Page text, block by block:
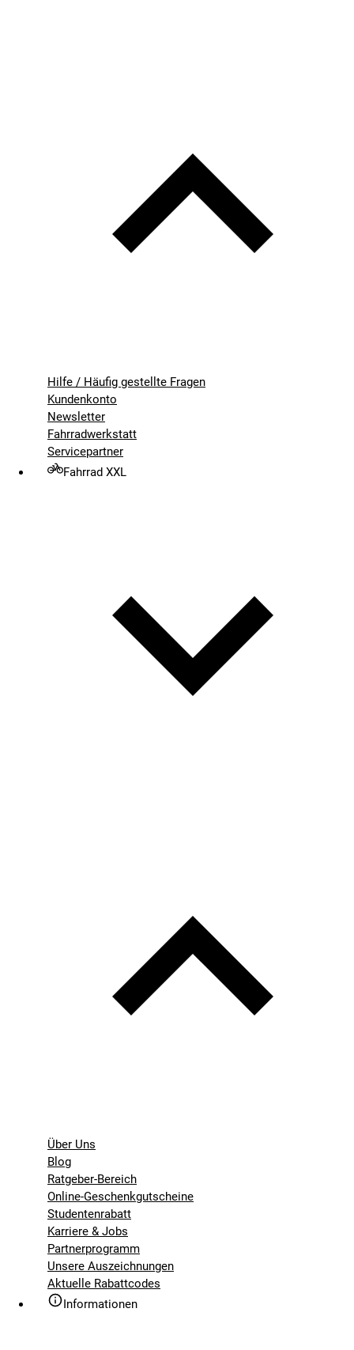
Hilfe / Häufig gestellte Fragen
Kundenkonto
Newsletter
Fahrradwerkstatt
Servicepartner
Fahrrad XXL
Über Uns
Blog
Ratgeber-Bereich
Online-Geschenkgutscheine
Studentenrabatt
Karriere & Jobs
Partnerprogramm
Unsere Auszeichnungen
Aktuelle Rabattcodes
Informationen